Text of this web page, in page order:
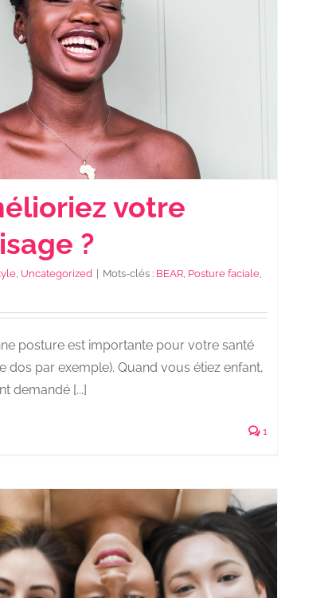
votre
?
, Uncategorized Mots-clés : BEAR, Posture faciale,
posture est importante pour votre santé
dos par exemple). Quand vous étiez enfant,
demandé [...]
1